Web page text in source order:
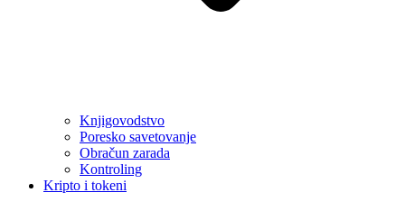
Knjigovodstvo
Poresko savetovanje
Obračun zarada
Kontroling
Kripto i tokeni